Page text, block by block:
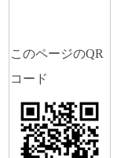
このページのQR
コード